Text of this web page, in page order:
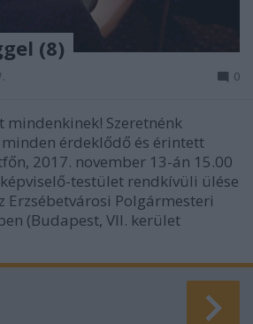
(8)
0
mindenkinek! Szeretnénk
érdeklődő és érintett
2017. november 13-án 15.00
testület rendkívüli ülése
Erzsébetvárosi Polgármesteri
(Budapest, VII. kerület